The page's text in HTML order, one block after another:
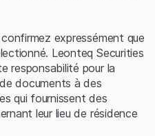
serveur.
expressément que
Leonteq Securities
responsabilité pour la
documents à des
qui fournissent des
leur lieu de résidence